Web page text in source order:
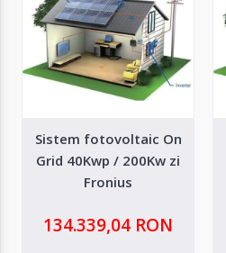
Sistem fotovoltaic On
Grid 40Kwp / 200Kw zi
Fronius
134.339,04 RON